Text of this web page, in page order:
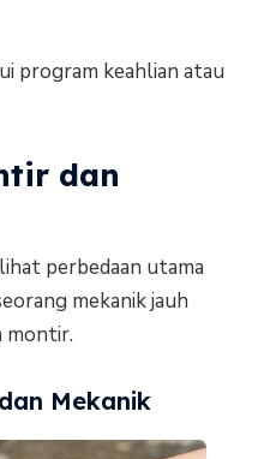
program keahlian atau
dan
perbedaan utama
mekanik jauh
montir.
Mekanik